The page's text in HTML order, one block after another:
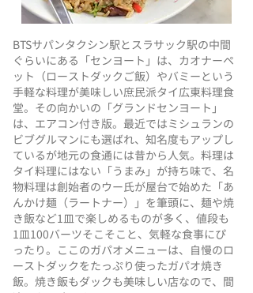
BTSサパンタクシン駅とスラサック駅の中間
ぐらいにある「センヨート」は、カオナーペ
ット（ローストダックご飯）やバミーという
手軽な料理が美味しい庶民派タイ広東料理食
堂。その向かいの「グランドセンヨート」
は、エアコン付き版。最近ではミシュランの
ビブグルマンにも選ばれ、知名度もアップし
ているが地元の食通には昔から人気。料理は
タイ料理にはない「うまみ」が持ち味で、名
物料理は創始者のウー氏が屋台で始めた「あ
んかけ麺（ラートナー）」を筆頭に、麺や焼
き飯など1皿で楽しめるものが多く、値段も
1皿100バーツそこそこと、気軽な食事にぴ
ったり。ここのガパオメニューは、自慢のロ
ーストダックをたっぷり使ったガパオ焼き
飯。焼き飯もダックも美味しい店なので、間